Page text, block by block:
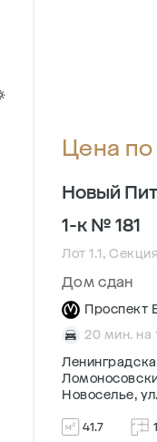
Цена
Новый
1-к № 181
Лот 1.1,
Дом сдан
Проспект
20 мин. на
Новоселье,
41.7